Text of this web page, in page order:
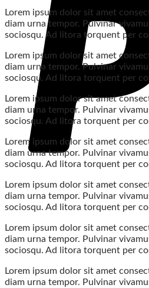
Lorem ipsum dolor sit amet
diam urna tempor. Pulvinar
sociosqu. Ad litora torquent per
Lorem ipsum dolor sit amet
diam urna tempor. Pulvinar
sociosqu. Ad litora torquent per
Lorem ipsum dolor sit amet
diam urna tempor. Pulvinar
sociosqu. Ad litora torquent per
Lorem ipsum dolor sit amet
diam urna tempor. Pulvinar
sociosqu. Ad litora torquent per
Lorem ipsum dolor sit amet
diam urna tempor. Pulvinar
sociosqu. Ad litora torquent per
Lorem ipsum dolor sit amet
diam urna tempor. Pulvinar
sociosqu. Ad litora torquent per
Lorem ipsum dolor sit amet
diam urna tempor. Pulvinar